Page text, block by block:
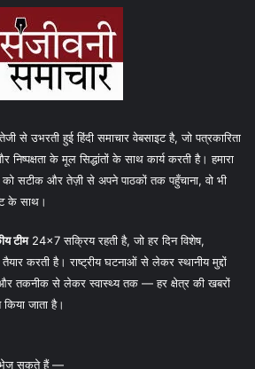
से उभरती हुई हिंदी समाचार वेबसाइट है, जो पत्रकारिता
निष्पक्षता के मूल सिद्धांतों के साथ कार्य करती है। हमारा
को सटीक और तेज़ी से अपने पाठकों तक पहुँचाना, वो भी
के साथ।
टीम24×7 सक्रिय रहती है, जो हर दिन विशेष,
करती है। राष्ट्रीय घटनाओं से लेकर स्थानीय मुद्दों
तकनीक से लेकर स्वास्थ्य तक — हर क्षेत्र की खबरों
जाता है।
भेज सकते हैं —